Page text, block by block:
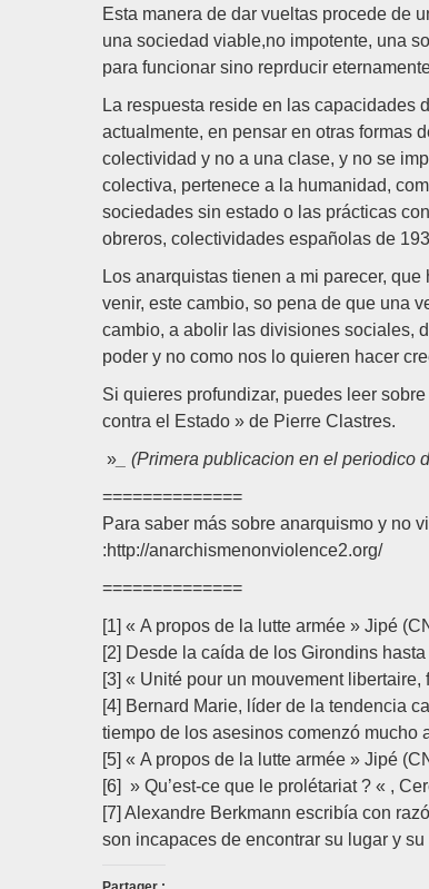
Esta manera de dar vueltas procede de
una sociedad viable,no impotente, una
para funcionar sino reprducir
La respuesta reside en las capacidades
actualmente, en pensar en otras formas
colectividad y no a una clase, y no se
colectiva, pertenece a la humanidad,
sociedades sin estado o las prácticas
obreros, colectividades españolas de
Los anarquistas tienen a mi parecer,
venir, este cambio, so pena de que una
cambio, a abolir las divisiones sociales,
poder y no como nos lo quieren hacer
Si quieres profundizar, puedes leer
contra el Estado » de Pierre Clastres.
» _ (Primera publicacion en el periodico
==============
Para saber más sobre anarquismo y no
:http://anarchismenonviolence2.org/
==============
[1] « A propos de la lutte armée » Jipé
[2] Desde la caída de los Girondins
[3] « Unité pour un mouvement
[4] Bernard Marie, líder de la tendencia
tiempo de los asesinos comenzó mucho
[5] « A propos de la lutte armée » Jipé
[6] » Qu’est-ce que le prolétariat ? « ,
[7] Alexandre Berkmann escribía con
son incapaces de encontrar su lugar y su